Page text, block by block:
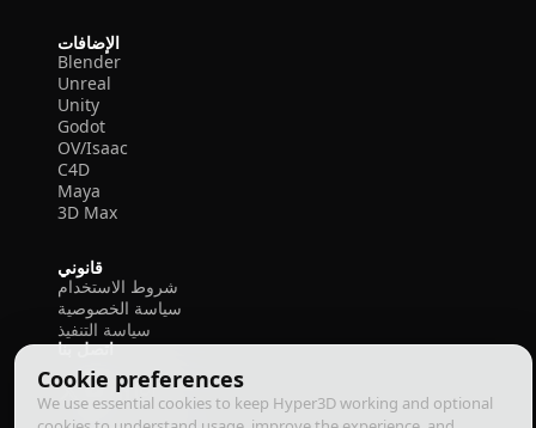
Cookie preferences
We use essential cookies to keep Hyper3D working and optional
الإضافات
Blender
Unreal
Unity
Godot
OV/Isaac
C4D
Maya
3D Max
قانوني
شروط الاستخدام
سياسة الخصوصية
سياسة التنفيذ
اتصل بنا